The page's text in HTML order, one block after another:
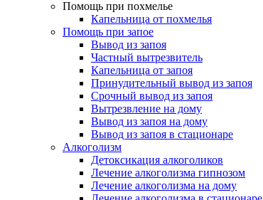
Помощь при похмелье
Капельница от похмелья
Помощь при запое
Вывод из запоя
Частный вытрезвитель
Капельница от запоя
Принудительный вывод из запоя
Срочный вывод из запоя
Вытрезвление на дому
Вывод из запоя на дому
Вывод из запоя в стационаре
Алкоголизм
Детоксикация алкоголиков
Лечение алкоголизма гипнозом
Лечение алкоголизма на дому